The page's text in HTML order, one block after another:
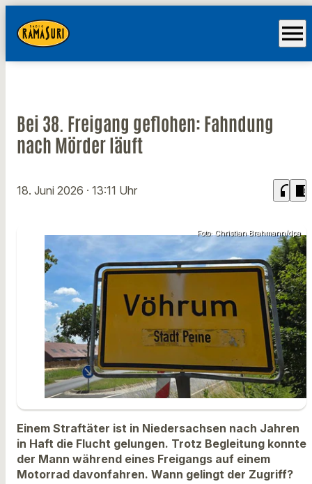
menu
Bei 38. Freigang geflohen: Fahndung
nach Mörder läuft
18. Juni 2026 · 13:11 Uhr headphones chrome_reader_mode
Foto: Christian Brahmann/dpa
Einem Straftäter ist in Niedersachsen nach Jahren
in Haft die Flucht gelungen. Trotz Begleitung konnte
der Mann während eines Freigangs auf einem
Motorrad davonfahren. Wann gelingt der Zugriff?